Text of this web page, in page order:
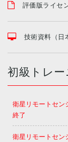
評価版ライセ
技術資料（日
初級トレー
衛星リモートセン
終了
衛星リモートセン